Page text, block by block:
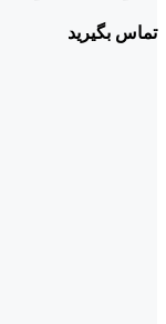
تماس بگیرید